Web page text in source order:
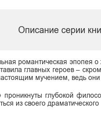
Описание серии
романтическая эпопея
главных героев –
мучением, ведь
глубокой
из своего